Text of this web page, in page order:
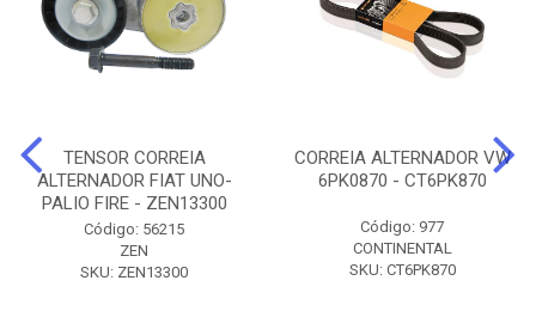
TENSOR CORREIA
ALTERNADOR FIAT UNO-
PALIO FIRE - ZEN13300
Código: 56215
ZEN
SKU: ZEN13300
CORREIA ALTERNADOR VW
6PK0870 - CT6PK870
Código: 977
CONTINENTAL
SKU: CT6PK870